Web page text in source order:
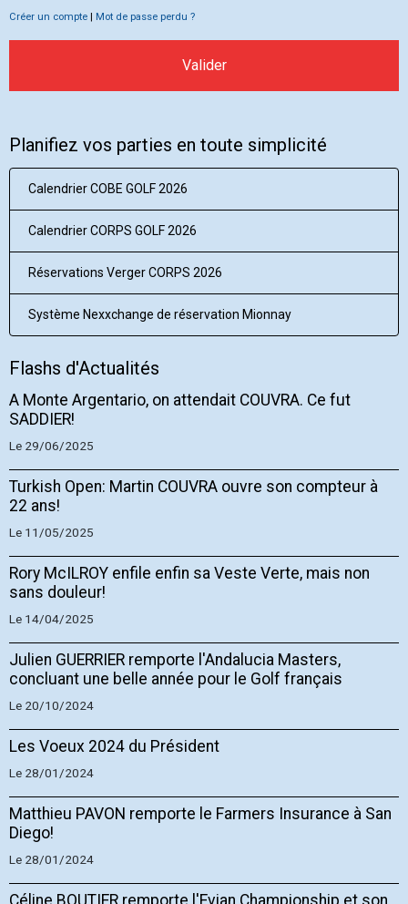
Créer un compte Mot de passe perdu ?
Valider
Planifiez vos parties en toute simplicité
Calendrier COBE GOLF 2026
Calendrier CORPS GOLF 2026
Réservations Verger CORPS 2026
Système Nexxchange de réservation Mionnay
Flashs d'Actualités
A Monte Argentario, on attendait COUVRA. Ce fut
SADDIER!
Le 29/06/2025
Turkish Open: Martin COUVRA ouvre son compteur à
22 ans!
Le 11/05/2025
Rory McILROY enfile enfin sa Veste Verte, mais non
sans douleur!
Le 14/04/2025
Julien GUERRIER remporte l'Andalucia Masters,
concluant une belle année pour le Golf français
Le 20/10/2024
Les Voeux 2024 du Président
Le 28/01/2024
Matthieu PAVON remporte le Farmers Insurance à San
Diego!
Le 28/01/2024